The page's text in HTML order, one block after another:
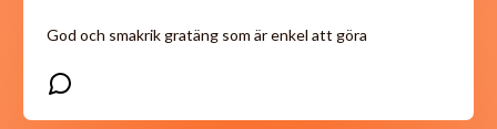
God och smakrik gratäng som är enkel att göra